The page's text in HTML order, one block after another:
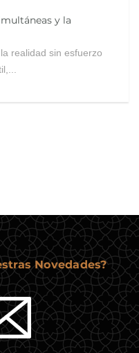
y la
realidad sin esfuerzo
Novedades?